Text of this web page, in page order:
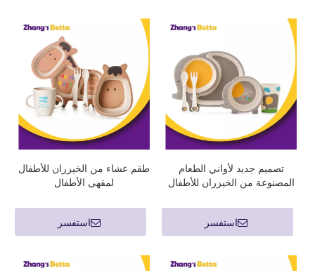
تصميم جديد لأواني الطعام
المصنوعة من الخيزران للأطفال
استفسر
طقم عشاء من الخيزران للأطفال
لمقهى الأطفال
استفسر